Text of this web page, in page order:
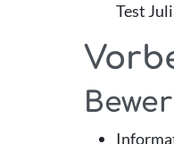
Test